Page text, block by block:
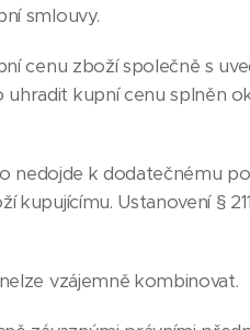
smlouvy.
cenu zboží společně s
kupní cenu splněn
nedojde k dodatečnému
Ustanovení §
vzájemně kombinovat.